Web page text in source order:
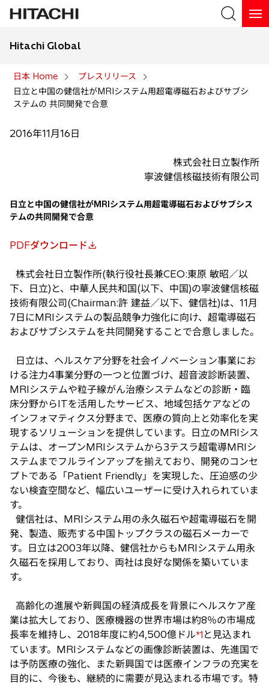
検索
Hitachi Global
日本 Home
プレスリリース
日立と中国の健信社がMRIシステム用超電導磁石およびサブシ
ステムの 共同開発で合意
2016年11月16日
株式会社日立製作所
寧波健信核磁技術有限公司
日立と中国の健信社がMRIシステム用超電導磁石およびサブシス
テムの共同開発で合意
PDFダウンロード
新
い
タ
ブ
で
開
株式会社日立製作所(執行役社長兼CEO:東原 敏昭／以
下、日立)と、中華人民共和国(以下、中国)の寧波健信核磁
技術有限公司(Chairman:許 建益／以下、健信社)は、11月
7日にMRIシステムの製品競争力強化に向け、超電導磁石
およびサブシステムを共同開発することで合意しました。
日立は、ヘルスケア分野を社会イノベーション事業にお
ける注力4事業分野の一つと位置づけ、超音波診断装置、
MRIシステムや粒子線がん治療システムなどの診断・臨
床分野からITを活用したサービス、地域包括ケアなどの
インフォマティクス分野まで、医療の質向上と効率化を実
現するソリューションを提供しています。日立のMRIシス
テムは、オープンMRIシステムから3テスラ超電導MRIシ
ステムまでフルラインアップを揃えており、開発のコンセ
プトである「Patient Friendly」を実現した、圧迫感の少
ない検査空間など、幅広いユーザーに受け入れられていま
す。
健信社は、MRIシステム用の永久磁石や超電導磁石を開
発、製造、販売する中国トップクラスの磁石メーカーで
す。日立は2003年以降、健信社からもMRIシステム用永
久磁石を採用しており、両社は良好な関係を築いていま
す。
高齢化の進展や新興国の経済成長を背景にヘルスケア産
業は拡大しており、医療機器の世界市場は約8％の市場成
長率を維持し、2018年度に約4,500億ドル*1 と見込まれ
ています。MRIシステムなどの画像診断装置は、先進国で
は予防医療の強化、また新興国では医療インフラの充実を
目的に、今後も、継続的に需要が見込まれる市場です。特